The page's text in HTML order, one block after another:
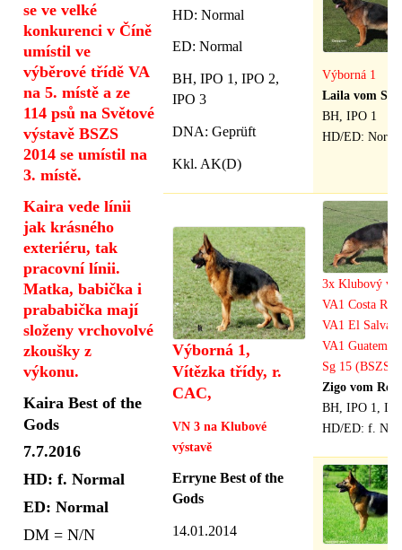
se ve velké
konkurenci v Číně
umístil ve
výběrové třídě VA
na 5. místě a ze
114 psů na Světové
výstavě BSZS
2014 se umístil na
3. místě.
Kaira vede línii
jak krásného
exteriéru, tak
pracovní línii.
Matka, babička i
prababička mají
složeny vrchovolvé
zkoušky z
výkonu.
Kaira Best of the
Gods
7.7.2016
HD: f. Normal
ED: Normal
DM = N/N
HD: Normal
ED: Normal
BH, IPO 1, IPO 2,
IPO 3
DNA: Geprüft
Kkl. AK(D)
Výborná 1
Laila vom
BH, IPO 1
HD/ED:
Výborná 1,
Vítězka třídy, r.
CAC,
VN 3 na Klubové
výstavě
Erryne Best of the
Gods
14.01.2014
3x Klubový
VA1 Costa Rica
VA1 El
VA1 Guatemala
Sg 15
Zigo vom
BH, IPO 1,
HD/ED: f.